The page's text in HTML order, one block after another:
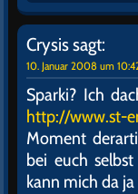
Crysissagt:
10. Januar 2008 um
Sparki? Ich
http://www.st-
Moment
bei euch
kann mich da